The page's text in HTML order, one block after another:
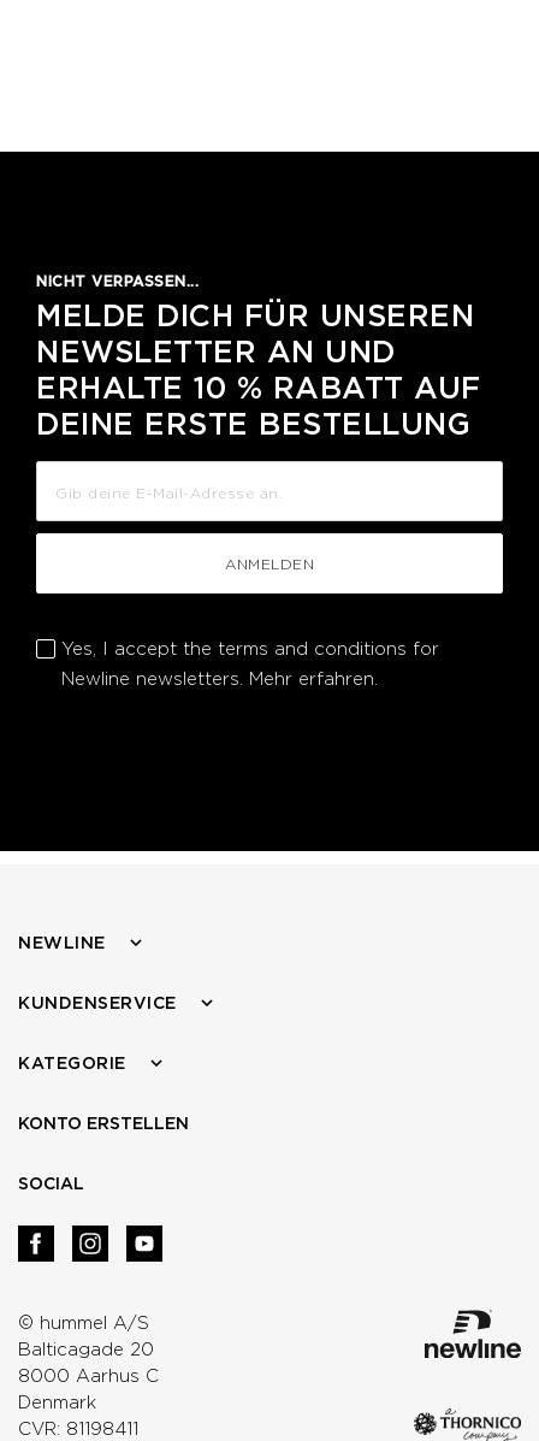
NICHT VERPASSEN...
MELDE DICH FÜR UNSEREN
NEWSLETTER AN UND
ERHALTE 10 % RABATT AUF
DEINE ERSTE BESTELLUNG
ANMELDEN
Yes, I accept the terms and conditions for
Newline newsletters. Mehr erfahren.
© hummel A/S
Balticagade 20
8000 Aarhus C
Denmark
CVR: 81198411
NEWLINE
KUNDENSERVICE
KATEGORIE
KONTO ERSTELLEN
SOCIAL